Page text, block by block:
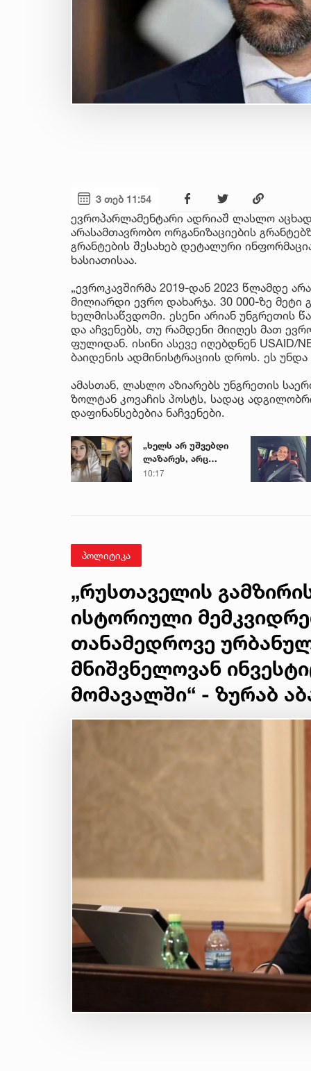
3 თებ 11:54
ევროპარლამენტარი ადრიაშ ლასლო
არასამთავრობო ორგანიზაციების
გრანტების შესახებ დეტალური
ხასიათისაა.
„ევროკავშირმა 2019-დან 2023 წლამდე
მილიარდი ევრო დახარჯა. 30 000-ზე
ხელმისაწვდომი. ესენი არიან უნგრეთის
და აჩვენებს, თუ რამდენი მიიღეს მათ
ფულიდან. ისინი ასევე იღებდნენ USAID/
ბაიდენის ადმინისტრაციის დროს. ეს
ამასთან, ლასლო აზიარებს უნგრეთის
ზოლტან კოვაჩის პოსტს, სადაც
დაფინანსებებია ნაჩვენები.
„ხელს არ უშვებდი
ლაზარეს, არც
ახლა გაუშვი...“ -
10:17
პოლიტიკა
„რუსთაველის
ისტორიული
თანამედროვე
მნიშვნელოვან
მომავალში“ - ზურაბ